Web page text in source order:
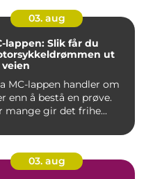
03. aug
lappen: Slik får du
ut
veien
MC-lappen handler om
enn å bestå en prøve.
mange gir det frihe...
03. aug